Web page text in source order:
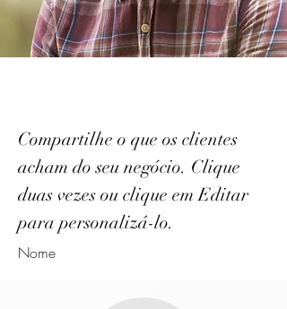
Compartilhe o que os clientes
acham do seu negócio. Clique
duas vezes ou clique em Editar
para personalizá-lo.
Nome